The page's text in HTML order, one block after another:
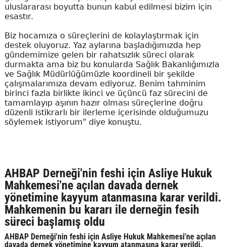
uluslararası boyutta bunun kabul edilmesi bizim için
esastır.
Biz hocamıza o süreçlerini de kolaylaştırmak için
destek oluyoruz. Yaz aylarına başladığımızda hep
gündemimize gelen bir rahatsızlık süreci olarak
durmakta ama biz bu konularda Sağlık Bakanlığımızla
ve Sağlık Müdürlüğümüzle koordineli bir şekilde
çalışmalarımıza devam ediyoruz. Benim tahminim
birinci fazla birlikte ikinci ve üçüncü faz sürecini de
tamamlayıp aşının hazır olması süreçlerine doğru
düzenli istikrarlı bir ilerleme içerisinde olduğumuzu
söylemek istiyorum" diye konuştu.
AHBAP Derneği'nin feshi için Asliye Hukuk
Mahkemesi'ne açılan davada dernek
yönetimine kayyum atanmasına karar verildi.
Mahkemenin bu kararı ile derneğin fesih
süreci başlamış oldu
AHBAP Derneği'nin feshi için Asliye Hukuk Mahkemesi'ne açılan
davada dernek yönetimine kayyum atanmasına karar verildi.